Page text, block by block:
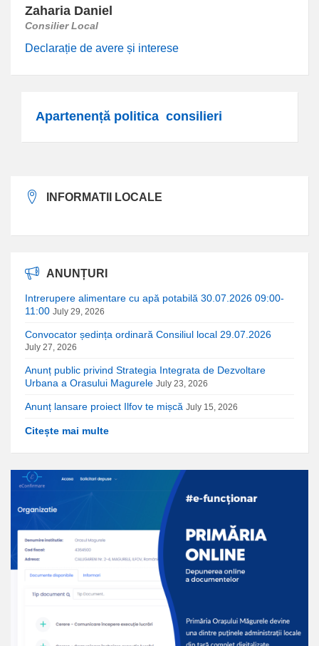
Zaharia Daniel
Consilier Local
Declarație de avere și interese
Apartenență politica consilieri
INFORMATII LOCALE
ANUNȚURI
Intrerupere alimentare cu apă potabilă 30.07.2026 09:00-
11:00 July 29, 2026
Convocator ședința ordinară Consiliul local 29.07.2026
July 27, 2026
Anunț public privind Strategia Integrata de Dezvoltare
Urbana a Orasului Magurele July 23, 2026
Anunț lansare proiect Ilfov te mișcă July 15, 2026
Citește mai multe